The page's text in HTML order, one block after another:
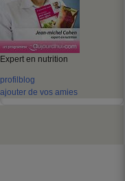
Expert en nutrition
profil blog
ajouter de vos amies